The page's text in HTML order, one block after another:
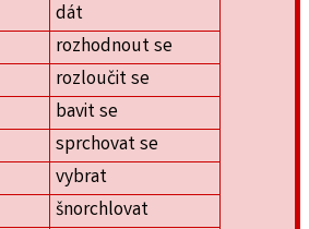
dát
rozhodnout se
rozloučit se
bavit se
sprchovat se
vybrat
šnorchlovat